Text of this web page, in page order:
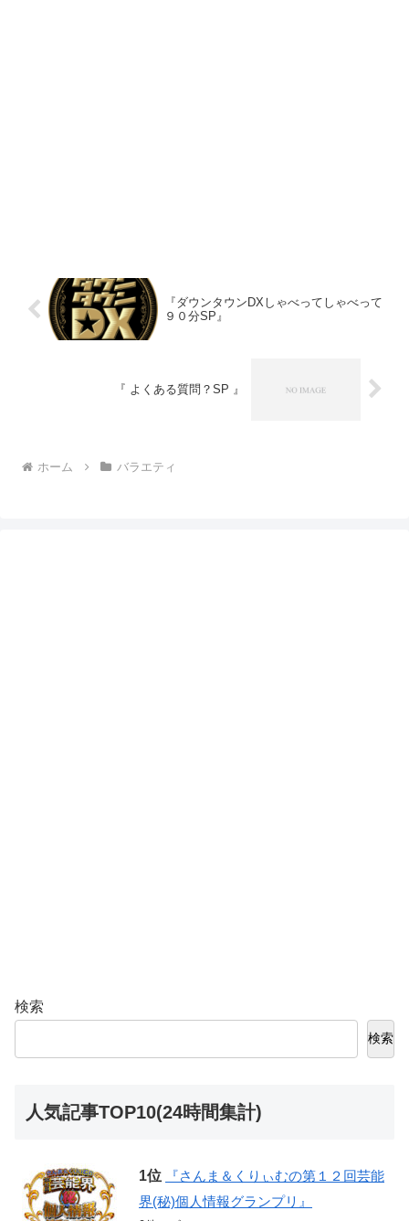
『ダウンタウンDXしゃべってしゃべって
９０分SP』
『 よくある質問？SP 』
ホーム バラエティ
検索
検索
人気記事TOP10(24時間集計)
『さんま＆くりぃむの第１２回芸能
界(秘)個人情報グランプリ』